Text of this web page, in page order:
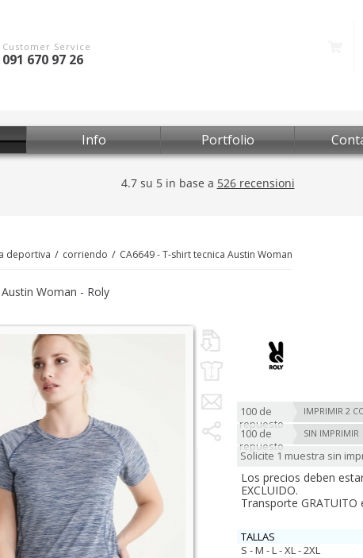
Customer Service
091 670 97 26
Info Portfolio
deportiva corriendo CA6649 - T-shirt tecnica Austin Woman
Woman - Roly
100 de
repuesto
IMPRIMIR 2
100 de
repuesto
SIN IMPRIMIR
Solicite 1 muestra sin
Los precios deben
EXCLUIDO.
Transporte GRATUITO
TALLAS
S - M - L - XL - 2XL